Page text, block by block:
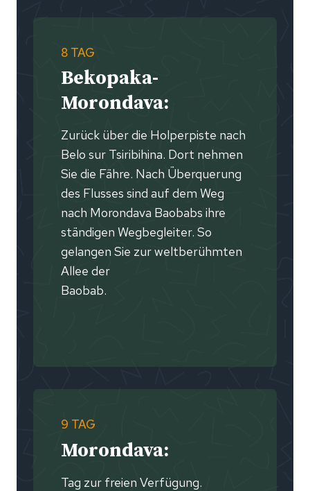
8 TAG
Bekopaka-
Morondava:
Zurück über die Holperpiste nach
Belo sur Tsiribihina. Dort nehmen
Sie die Fähre. Nach Überquerung
des Flusses sind auf dem Weg
nach Morondava Baobabs ihre
ständigen Wegbegleiter. So
gelangen Sie zur weltberühmten
Allee der
Baobab.
9 TAG
Morondava:
Tag zur freien Verfügung.